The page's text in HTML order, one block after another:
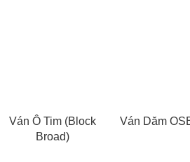
Ván Ô Tim (Block
Broad)
Ván Dăm